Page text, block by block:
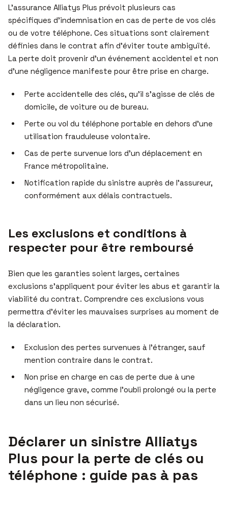
L’assurance Alliatys Plus prévoit plusieurs cas
spécifiques d’indemnisation en cas de perte de vos clés
ou de votre téléphone. Ces situations sont clairement
définies dans le contrat afin d’éviter toute ambiguïté.
La perte doit provenir d’un événement accidentel et non
d’une négligence manifeste pour être prise en charge.
Perte accidentelle des clés, qu’il s’agisse de clés de
domicile, de voiture ou de bureau.
Perte ou vol du téléphone portable en dehors d’une
utilisation frauduleuse volontaire.
Cas de perte survenue lors d’un déplacement en
France métropolitaine.
Notification rapide du sinistre auprès de l’assureur,
conformément aux délais contractuels.
Les exclusions et conditions à
respecter pour être remboursé
Bien que les garanties soient larges, certaines
exclusions s’appliquent pour éviter les abus et garantir la
viabilité du contrat. Comprendre ces exclusions vous
permettra d’éviter les mauvaises surprises au moment de
la déclaration.
Exclusion des pertes survenues à l’étranger, sauf
mention contraire dans le contrat.
Non prise en charge en cas de perte due à une
négligence grave, comme l’oubli prolongé ou la perte
dans un lieu non sécurisé.
Déclarer un sinistre Alliatys
Plus pour la perte de clés ou
téléphone : guide pas à pas